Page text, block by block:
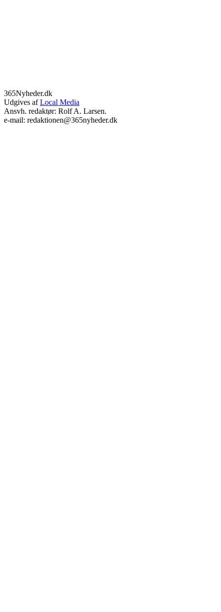
365Nyheder.dk
Udgives afLocal Media
Ansvh. redaktør: Rolf A. Larsen.
e-mail: redaktionen@365nyheder.dk